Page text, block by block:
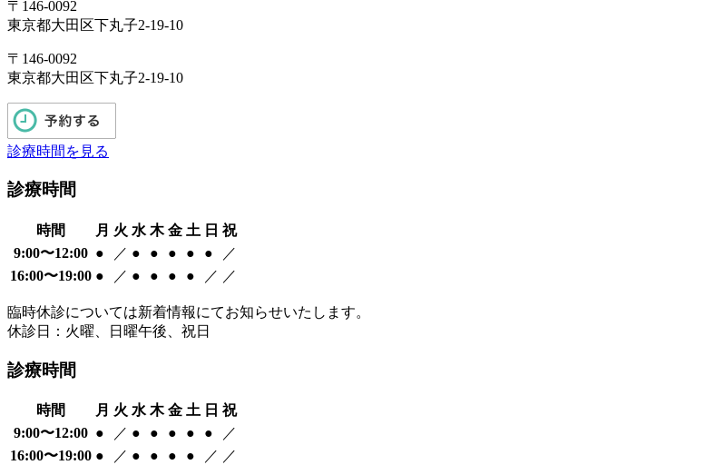
〒146-0092
東京都大田区下丸子2-19-10
〒146-0092
東京都大田区下丸子2-19-10
診療時間を見る
診療時間
時間 月 火 水 木 金 土 日 祝
9:00〜12:00 ● ／ ● ● ● ● ●
／
16:00〜19:00 ● ／ ● ● ● ● ／ ／
臨時休診については新着情報にてお知らせいたします。
休診日：火曜、日曜午後、祝日
診療時間
時間 月 火 水 木 金 土 日 祝
9:00〜12:00 ● ／ ● ● ● ● ●
／
16:00〜19:00 ● ／ ● ● ● ● ／ ／